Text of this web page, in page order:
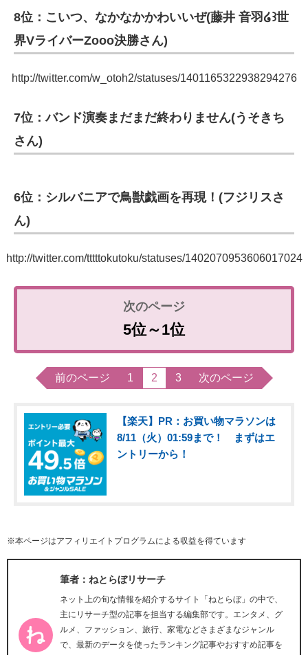
8位：こいつ、なかなかかわいいぜ(藤井 音羽໒꒱世
界VライバーZooo決勝さん)
http://twitter.com/w_otoh2/statuses/1401165322938294276
7位：バンド演奏まだまだ終わりません(うそきち
さん)
6位：シルバニアで鳥獣戯画を再現！(フジリスさ
ん)
http://twitter.com/tttttokutoku/statuses/1402070953606017024
5位～1位
前のページ 1 2 3 次のページ
【楽天】PR：お買い物マラソンは
8/11（火）01:59まで！ まずはエ
ントリーから！
※本ページはアフィリエイトプログラムによる収益を得ています
筆者：ねとらぼリサーチ
ネット上の旬な情報を紹介するサイト「ねとらぼ」の中で、
主にリサーチ型の記事を担当する編集部です。エンタメ、グ
ルメ、ファッション、旅行、家電などさまざまなジャンル
で、最新のデータを使ったランキング記事やおすすめ記事を